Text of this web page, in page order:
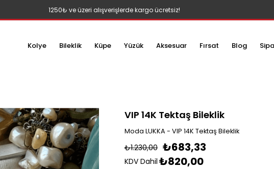
1250₺ ve üzeri alışverişlerde kargo ücretsiz!
Kolye Bileklik Küpe Yüzük Aksesuar Fırsat Blog
VIP 14K Tektaş Bileklik
Moda LUKKA - VIP 14K Tektaş Bileklik
₺1.230,00 ₺683,33
KDV Dahil ₺820,00